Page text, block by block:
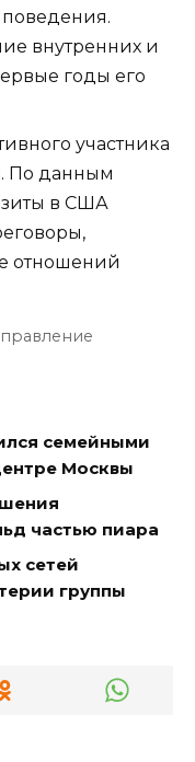
внутренних и
годы его
участника
По данным
в США
отношений
правление
семейными
Москвы
частью пиара
сетей
группы